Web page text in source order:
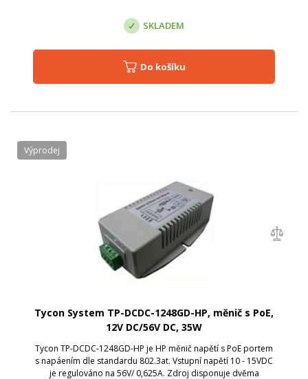
SKLADEM
Do košíku
Tycon System TP-DCDC-1248GD-HP, měnič s PoE,
12V DC/56V DC, 35W
Tycon TP-DCDC-1248GD-HP je HP měnič napětí s PoE portem
s napáením dle standardu 802.3at. Vstupní napětí 10 - 15VDC
je regulováno na 56V/ 0,625A. Zdroj disponuje dvěma
Výprodej